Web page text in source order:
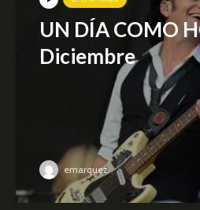
UN DÍA COMO
Diciembre
emarquez